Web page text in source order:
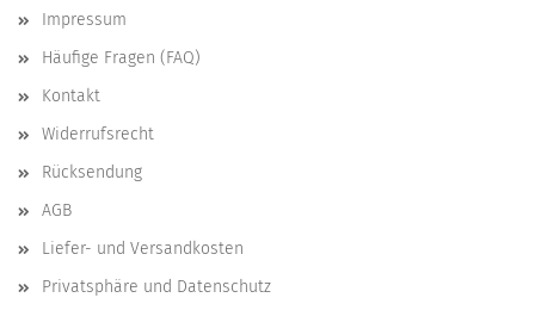
Impressum
Häufige Fragen (FAQ)
Kontakt
Widerrufsrecht
Rücksendung
AGB
Liefer- und Versandkosten
Privatsphäre und Datenschutz